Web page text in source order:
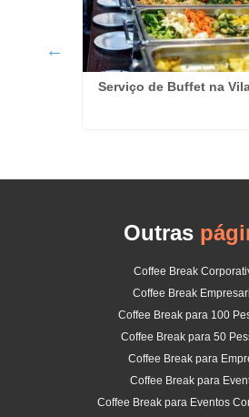
Serviço de Buffet na
Outras
Coffee Break
Coffee Break
Coffee Break para 100
Coffee Break para 50
Coffee Break para
Coffee Break para
Coffee Break para Eventos